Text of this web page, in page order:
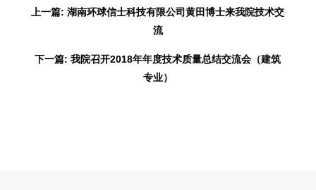
上一篇: 湖南环球信士科技有限公司黄田博士来我院技术交
流
下一篇: 我院召开2018年年度技术质量总结交流会（建筑
专业）